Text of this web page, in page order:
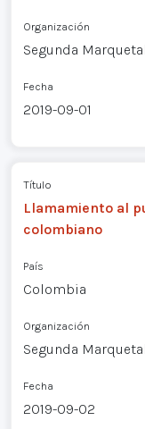
Organización
Segunda
Fecha
2019-09-01
Título
Llamamiento al
colombiano
País
Colombia
Organización
Segunda
Fecha
2019-09-02